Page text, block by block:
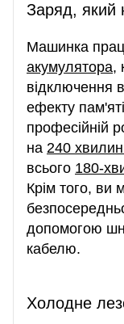
Заряд, який
Машинка
акумулятора,
відключення
ефекту
професійній
на 240
всього 180-
Крім того, ви
допомогою
кабелю.
Холодне